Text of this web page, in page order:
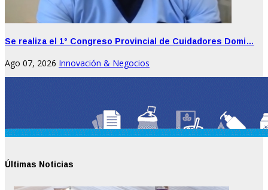
Se realiza el 1° Congreso Provincial de Cuidadores Domi…
Ago 07, 2026 Innovación & Negocios
Últimas Noticias